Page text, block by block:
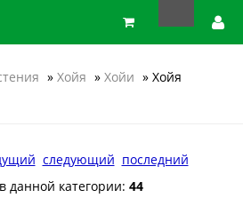
» Хойя » Хойи » Хойя
следующий последний
данной категории: 44